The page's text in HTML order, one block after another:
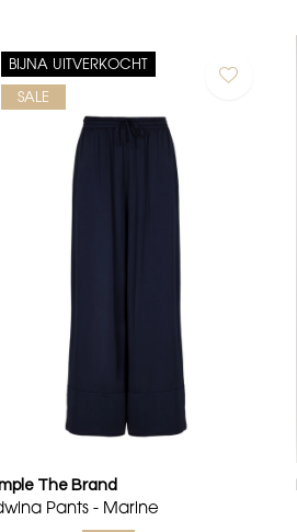
BIJNA UITVERKOCHT
SALE
The Brand
Pants - Marine